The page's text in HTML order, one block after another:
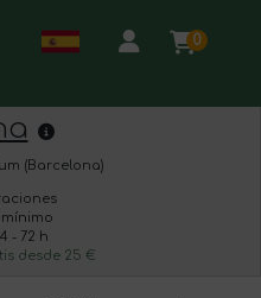
0
(Barcelona)
- 72 h
desde 25 €